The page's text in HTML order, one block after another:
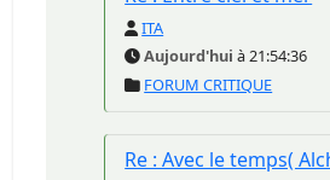
ITA
Aujourd'hui à 21:54:36
FORUM CRITIQUE
Re : Avec le temps(